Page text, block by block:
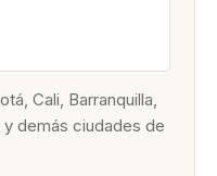
Cali, Barranquilla,
demás ciudades de